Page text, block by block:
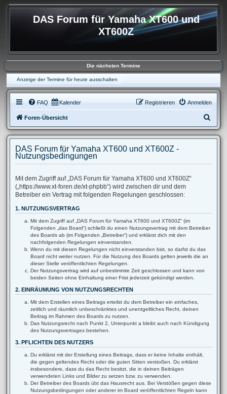
DAS Forum für Yamaha XT600 und
XT600Z
Die nächsten Termine
Anzeige der Termine für heute ausschalten
FAQ Kalender Anmelden
Registrieren
Foren-Übersicht
u
e
DAS Forum für Yamaha XT600 und XT600Z -
Nutzungsbedingungen
Mit dem Zugriff auf „DAS Forum für Yamaha XT600 und XT600Z“
(„https://www.xt-foren.de/xt-phpbb“) wird zwischen dir und dem
Betreiber ein Vertrag mit folgenden Regelungen geschlossen:
1. NUTZUNGSVERTRAG
Mit dem Zugriff auf „DAS Forum für Yamaha XT600 und XT600Z“ (im
Folgenden „das Board“) schließt du einen Nutzungsvertrag mit dem Betreiber
des Boards ab (im Folgenden „Betreiber“) und erklärst dich mit den
nachfolgenden Regelungen einverstanden.
Wenn du mit diesen Regelungen nicht einverstanden bist, so darfst du das
Board nicht weiter nutzen. Für die Nutzung des Boards gelten jeweils die an
dieser Stelle veröffentlichten Regelungen.
Der Nutzungsvertrag wird auf unbestimmte Zeit geschlossen und kann von
beiden Seiten ohne Einhaltung einer Frist jederzeit gekündigt werden.
2. EINRÄUMUNG VON NUTZUNGSRECHTEN
Mit dem Erstellen eines Beitrags erteilst du dem Betreiber ein einfaches,
zeitlich und räumlich unbeschränktes und unentgeltliches Recht, deinen
Beitrag im Rahmen des Boards zu nutzen.
Das Nutzungsrecht nach Punkt 2, Unterpunkt a bleibt auch nach Kündigung
des Nutzungsvertrages bestehen.
3. PFLICHTEN DES NUTZERS
Du erklärst mit der Erstellung eines Beitrags, dass er keine Inhalte enthält,
die gegen geltendes Recht oder die guten Sitten verstoßen. Du erklärst
insbesondere, dass du das Recht besitzt, die in deinen Beiträgen
verwendeten Links und Bilder zu setzen bzw. zu verwenden.
Der Betreiber des Boards übt das Hausrecht aus. Bei Verstößen gegen diese
Nutzungsbedingungen oder anderer im Board veröffentlichten Regeln kann